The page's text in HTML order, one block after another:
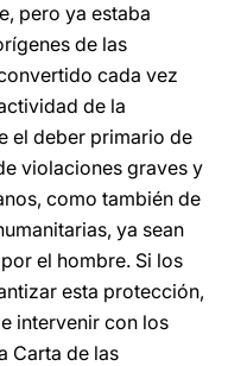
pero ya estaba
de las
cada vez
de la
el deber primario de
violaciones graves y
como también de
ya sean
el hombre. Si los
esta protección,
intervenir con los
Carta de las